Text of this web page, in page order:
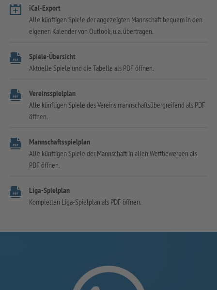
iCal-Export
Alle künftigen Spiele der angezeigten Mannschaft bequem in den
eigenen Kalender von Outlook, u.a. übertragen.
Spiele-Übersicht
Aktuelle Spiele und die Tabelle als PDF öffnen.
Vereinsspielplan
Alle künftigen Spiele des Vereins mannschaftsübergreifend als PDF
öffnen.
Mannschaftsspielplan
Alle künftigen Spiele der Mannschaft in allen Wettbewerben als
PDF öffnen.
Liga-Spielplan
Kompletten Liga-Spielplan als PDF öffnen.